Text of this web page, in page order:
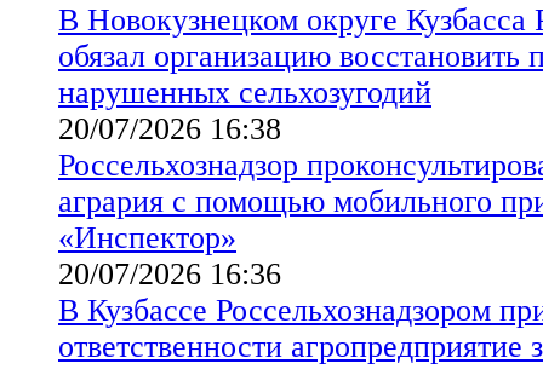
В Новокузнецком округе Кузбасса
обязал организацию восстановить
нарушенных сельхозугодий
20/07/2026 16:38
Россельхознадзор
агрария с помощью мобильного
«Инспектор»
20/07/2026 16:36
В Кузбассе Россельхознадзором
ответственности агропредприятие